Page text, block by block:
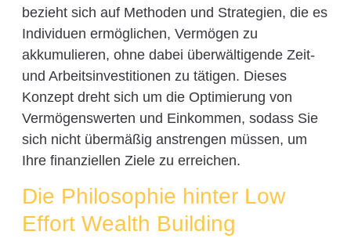
bezieht sich auf Methoden und Strategien, die es
Individuen ermöglichen, Vermögen zu
akkumulieren, ohne dabei überwältigende Zeit-
und Arbeitsinvestitionen zu tätigen. Dieses
Konzept dreht sich um die Optimierung von
Vermögenswerten und Einkommen, sodass Sie
sich nicht übermäßig anstrengen müssen, um
Ihre finanziellen Ziele zu erreichen.
Die Philosophie hinter Low
Effort Wealth Building